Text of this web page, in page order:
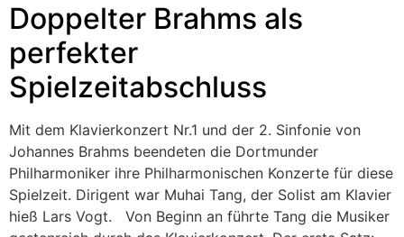
Doppelter Brahms als
perfekter
Spielzeitabschluss
Mit dem Klavierkonzert Nr.1 und der 2. Sinfonie von
Johannes Brahms beendeten die Dortmunder
Philharmoniker ihre Philharmonischen Konzerte für diese
Spielzeit. Dirigent war Muhai Tang, der Solist am Klavier
hieß Lars Vogt. Von Beginn an führte Tang die Musiker